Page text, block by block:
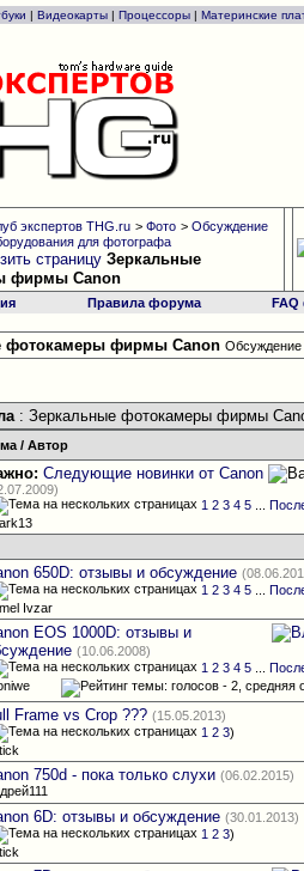
| Видеокарты | Процессоры | Материнские
экспертов THG.ru > Фото > Обсуждение
для фотографа
Зеркальные
фирмы Canon
Правила форума
фотокамеры фирмы Canon Обсуждение
: Зеркальные фотокамеры фирмы
/Автор
Следующие новинки от Canon
1 2 3 4 5 ...
650D: отзывы и обсуждение
1 2 3 4 5 ...
Ivzar
EOS 1000D: отзывы и
(10.06.2008)
1 2 3 4 5 ...
Frame vs Crop ??? (15.05.2013)
1 2 3)
750d - пока только слухи (06.02.2015)
6D: отзывы и обсуждение (30.01.2013)
1 2 3)